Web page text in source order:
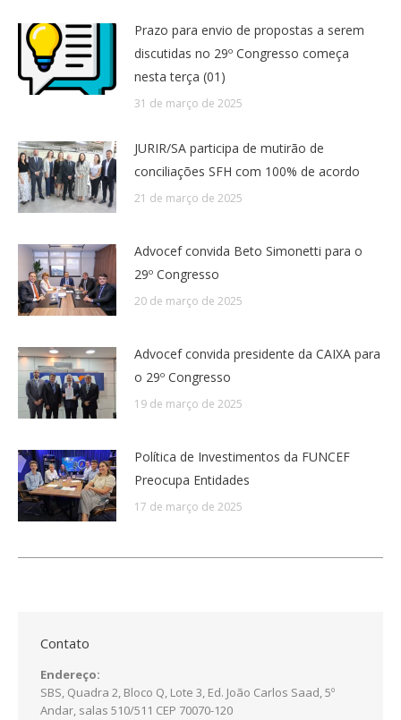
Prazo para envio de propostas a serem
discutidas no 29º Congresso começa
nesta terça (01)
31 de março de 2025
JURIR/SA participa de mutirão de
conciliações SFH com 100% de acordo
21 de março de 2025
Advocef convida Beto Simonetti para o
29º Congresso
20 de março de 2025
Advocef convida presidente da CAIXA para
o 29º Congresso
19 de março de 2025
Política de Investimentos da FUNCEF
Preocupa Entidades
17 de março de 2025
Contato
Endereço:
SBS, Quadra 2, Bloco Q, Lote 3, Ed. João Carlos Saad, 5º
Andar, salas 510/511 CEP 70070-120